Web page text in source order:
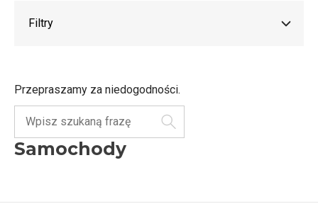
Filtry
Przepraszamy za niedogodności.
Samochody